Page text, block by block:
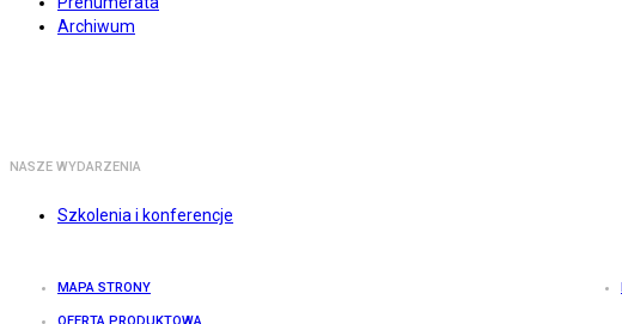
Archiwum
NASZE WYDARZENIA
Szkolenia i konferencje
MAPA STRONY